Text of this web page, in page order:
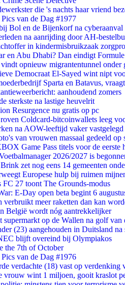
die 's nachts haar vriend
van de Dag #1977
Bol en de Bijenkorf na cyberaanval
na aanrijding door AH-
in kindermisbruikzaak
en Abu Dhabi? Dan eindigt
opnieuw migrantentunnel onder
Democraat El-Sayed wint nipt
Sparta en Batavus,
aanhoudend zomers
sterkste na lastige heuvelrit
Resurgence nu gratis op pc
Coldcard-bitcoinwallets leeg
na AOW-leeftijd vaker
van vrouwen massaal gedeeld op
Game Pass titels voor de eerste
2026/2027 is
zet nog eens 14 gemeenten
Europese hulp bij ruimen
FC 27 toont The Grounds-modus
E-Day open beta begint 6
verbruikt meer raketten dan kan
België wordt nóg aantrekkelijker
op de Wallen na golf van
(23) aangehouden in Duitsland
blijft overeind bij Olympiakos
the 7th of October
van de Dag #1976
verdachte (18) vast op verdenking
vrouw wint 1 miljoen, gooit kraslot